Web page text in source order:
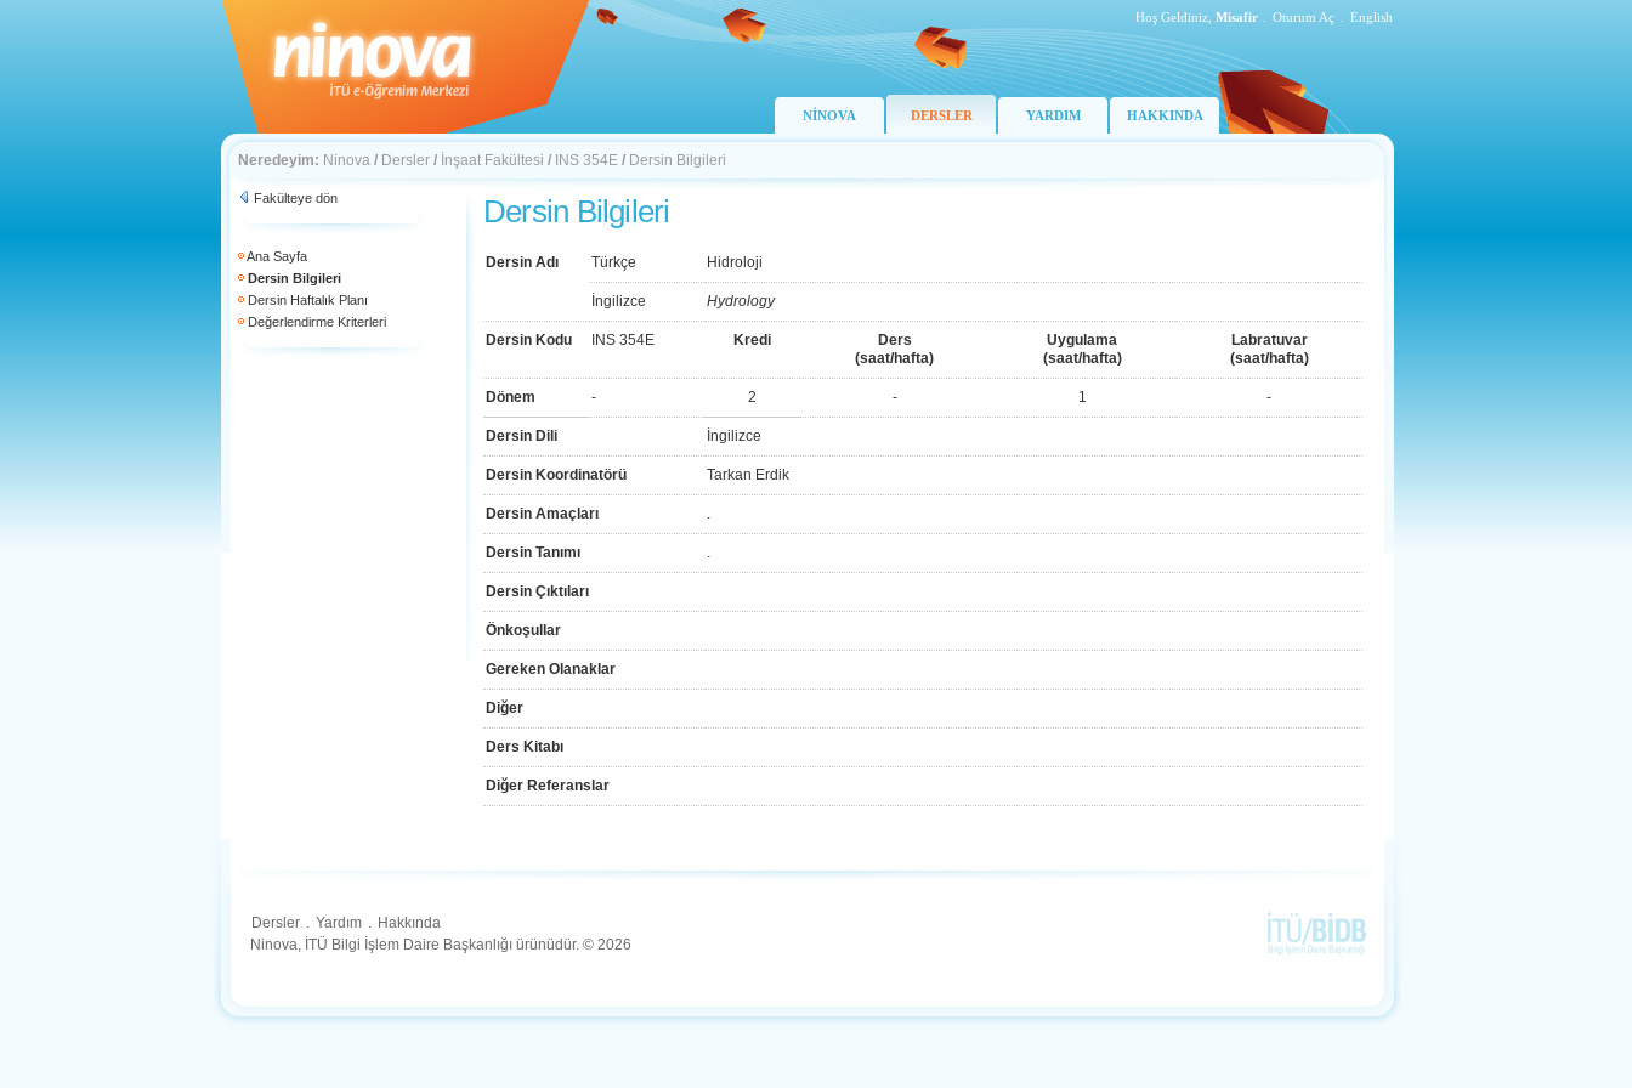
Hoş Geldiniz, Misafir Oturum Aç English
NİNOVA DERSLER YARDIM HAKKINDA
Neredeyim: Ninova / Dersler / İnşaat Fakültesi / INS 354E / Dersin Bilgileri
Fakülteye dön
Ana Sayfa
Dersin Bilgileri
Dersin Haftalık Planı
Değerlendirme Kriterleri
Dersin Bilgileri
Dersin Adı Türkçe Hidroloji
İngilizce Hydrology
Dersin Kodu INS 354E Kredi
Ders
(saat/hafta)
Uygulama
(saat/hafta)
Labratuvar
(saat/hafta)
Dönem - 2 - 1 -
Dersin Dili İngilizce
Dersin Koordinatörü Tarkan Erdik
Dersin Amaçları .
Dersin Tanımı .
Dersin Çıktıları
Önkoşullar
Gereken Olanaklar
Diğer
Ders Kitabı
Diğer Referanslar
Dersler . Yardım . Hakkında
Ninova, İTÜ Bilgi İşlem Daire Başkanlığı ürünüdür. © 2026